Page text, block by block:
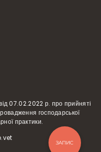
07.02.2022 р. про прийняті
господарської
практики.
ЗАПИС